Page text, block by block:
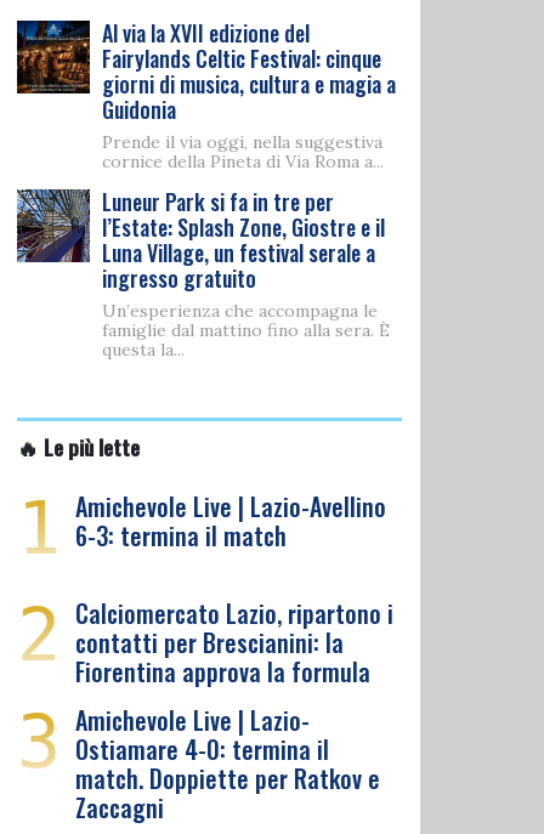
Al via la XVII edizione del
Fairylands Celtic Festival: cinque
giorni di musica, cultura e magia a
Guidonia
Prende il via oggi, nella suggestiva
cornice della Pineta di Via Roma a...
Luneur Park si fa in tre per
l’Estate: Splash Zone, Giostre e il
Luna Village, un festival serale a
ingresso gratuito
Un’esperienza che accompagna le
famiglie dal mattino fino alla sera. È
questa la...
🔥 Le più lette
1 Amichevole Live | Lazio-Avellino
6-3: termina il match
2 Calciomercato Lazio, ripartono i
contatti per Brescianini: la
Fiorentina approva la formula
3 Amichevole Live | Lazio-
Ostiamare 4-0: termina il
match. Doppiette per Ratkov e
Zaccagni